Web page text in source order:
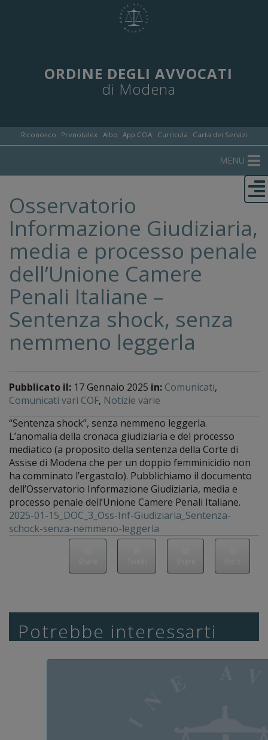
ORDINE DEGLI AVVOCATI
di Modena
Riconosco Prenotalex Albo App COA Curricula Carta dei Servizi
MENU
Osservatorio
Informazione Giudiziaria,
media e processo penale
dell’Unione Camere
Penali Italiane –
Sentenza shock, senza
nemmeno leggerla
Pubblicato il: 17 Gennaio 2025 in: Comunicati,
Comunicati vari COF, Notizie varie
“Sentenza shock”, senza nemmeno leggerla.
L’anomalia della cronaca giudiziaria e del processo
mediatico (a proposito della sentenza della Corte di
Assise di Modena che per un doppio femminicidio non
ha comminato l’ergastolo). Pubblichiamo il documento
dell’Osservatorio Informazione Giudiziaria, media e
processo penale dell’Unione Camere Penali Italiane.
2025-01-15_DOC_3_Oss-Inf-Giudiziaria_Sentenza-
schock-senza-nemmeno-leggerla
Potrebbe interessarti